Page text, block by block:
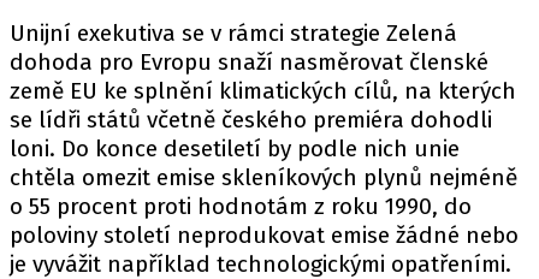
Unijní exekutiva se v rámci strategie Zelená
dohoda pro Evropu snaží nasměrovat členské
země EU ke splnění klimatických cílů, na kterých
se lídři států včetně českého premiéra dohodli
loni. Do konce desetiletí by podle nich unie
chtěla omezit emise skleníkových plynů nejméně
o 55 procent proti hodnotám z roku 1990, do
poloviny století neprodukovat emise žádné nebo
je vyvážit například technologickými opatřeními.